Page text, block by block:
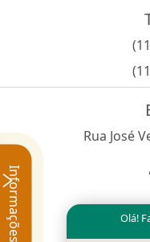
Rua José
Informações Olá!